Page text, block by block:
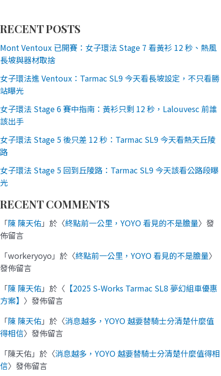
RECENT POSTS
Mont Ventoux 已開賽：女子環法 Stage 7 看黃衫 12 秒、熱風
長坡與器材取捨
女子環法進 Ventoux：Tarmac SL9 今天看長坡設定，不只看勝
站曝光
女子環法 Stage 6 賽中指南：黃衫只剩 12 秒，Lalouvesc 前誰
該出手
女子環法 Stage 5 後只差 12 秒：Tarmac SL9 今天看熱天丘陵
路
女子環法 Stage 5 回到丘陵路：Tarmac SL9 今天該看公路段曝
光
RECENT COMMENTS
「陳 陳天佑」於〈終點前一公里，YOYO 看見的不是膽量〉發
佈留言
「workeryoyo 」於〈終點前一公里，YOYO 看見的不是膽量〉
發佈留言
「陳 陳天佑」於〈 【2025 S-Works Tarmac SL8 夢幻組車優惠
方案】 〉發佈留言
「陳 陳天佑」於〈消息越多，YOYO 越要替騎士分清楚什麼值
得相信〉發佈留言
「陳天佑」於〈消息越多，YOYO 越要替騎士分清楚什麼值得相
信〉發佈留言